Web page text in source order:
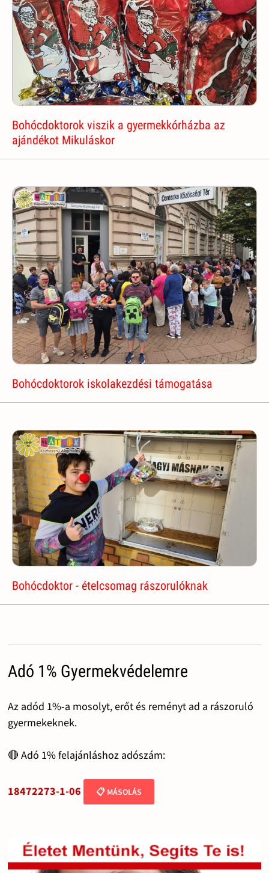
Bohócdoktorok viszik a gyermekkórházba az
ajándékot Mikuláskor
Bohócdoktorok iskolakezdési támogatása
Bohócdoktor - ételcsomag rászorulóknak
Adó 1% Gyermekvédelemre
Az adód 1%-a mosolyt, erőt és reményt ad a rászoruló
gyermekeknek.
🔴 Adó 1% felajánláshoz adószám:
18472273-1-06 📋 MÁSOLÁS